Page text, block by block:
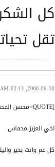
كل
تقل
2008-09-30, 02:13 AM
[QUOTE=محسن المحماس;10974]اخي ارجو ان تضع صورة (( طبع )) للختم واحذر الختم بالحبر بل بطين او معجون اطفال والله اعلم اكاد
اخي العزيز محماس
كل عم وانت بخير